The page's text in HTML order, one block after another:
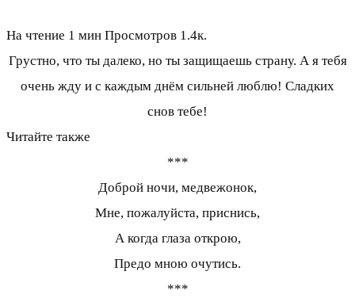
На чтение 1 мин Просмотров 1.4к.
Грустно, что ты далеко, но ты защищаешь страну. А я тебя
очень жду и с каждым днём сильней люблю! Сладких
снов тебе!
Читайте также
***
Доброй ночи, медвежонок,
Мне, пожалуйста, приснись,
А когда глаза открою,
Предо мною очутись.
***